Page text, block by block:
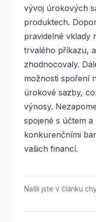
vývoj úrokových
produktech.
pravidelné vklady
trvalého příkazu,
zhodnocovaly.
možnosti spoření
úrokové sazby,
výnosy.
spojené s účtem
konkurenčními
vašich financí.
Našli jste v článku